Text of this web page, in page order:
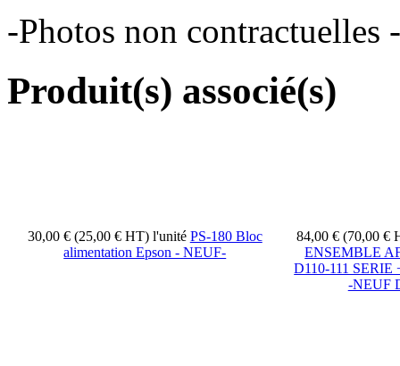
-Photos non contractuelles -
Produit(s) associé(s)
30,00 € (25,00 € HT) l'unité PS-180 Bloc
alimentation Epson - NEUF-
84,00 € (70,00 €
ENSEMBLE
D110-111 SERIE
-NEUF